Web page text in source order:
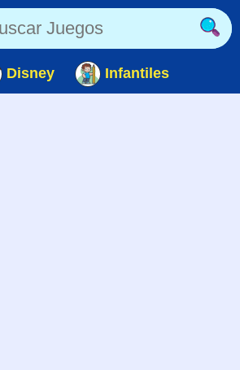
Disney Infantiles